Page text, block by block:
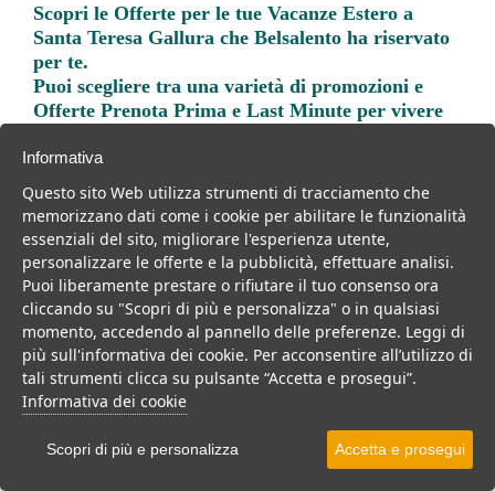
Scopri leOfferte per le tue Vacanze Estero a
Santa Teresa Gallura che Belsalento ha riservato
per te.
Puoi scegliere tra una varietà di promozioni e
Offerte Prenota Prima e Last Minute per vivere
Trova la soluzione migliore per la tua prossima
vacanza.
Noi di belsalento.it abbiamo selezionato per te le migliori mete, i
migliori servizi, le migliori offerte per il tuo prossimo viaggio.
Informativa
Questo sito Web utilizza strumenti di tracciamento che
memorizzano dati come i cookie per abilitare le funzionalità
essenziali del sito, migliorare l'esperienza utente,
personalizzare le offerte e la pubblicità, effettuare analisi.
Puoi liberamente prestare o rifiutare il tuo consenso ora
cliccando su "Scopri di più e personalizza" o in qualsiasi
momento, accedendo al pannello delle preferenze. Leggi di
più sull'informativa dei cookie. Per acconsentire all’utilizzo di
tali strumenti clicca su pulsante “Accetta e prosegui”.
Informativa dei cookie
Scopri di più e personalizza Accetta e prosegui